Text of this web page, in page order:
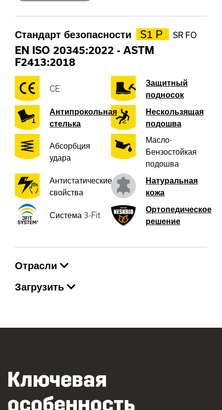
Стандарт безопасности S1 P SR FO
EN ISO 20345:2022 - ASTM
F2413:2018
CE
Защитный
подносок
Антипрокольная
стелька
Нескользящая
подошва
Абсорбция
удара
Масло-
Бензостойкая
подошва
Антистатические
свойства
Натуральная
кожа
Система 3-Fit
Ортопедическое
решение
Отрасли
Загрузить
Ключевая
особенность